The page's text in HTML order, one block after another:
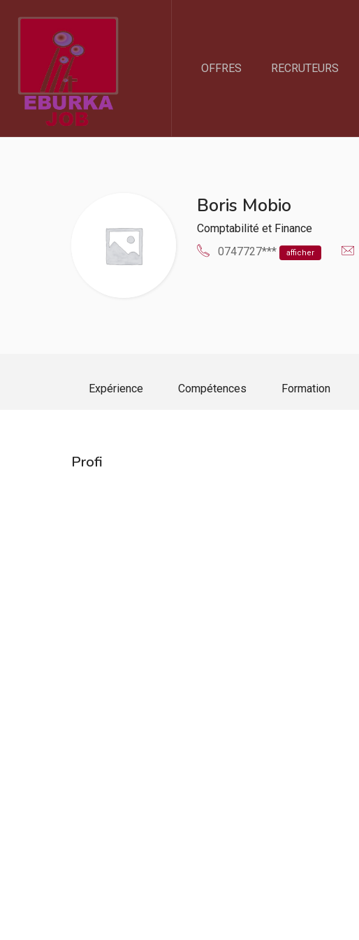
OFFRES RECRUTEURS
Boris Mobio
Comptabilité et Finance
0747727***
afficher
Expérience Compétences Formation
Profi